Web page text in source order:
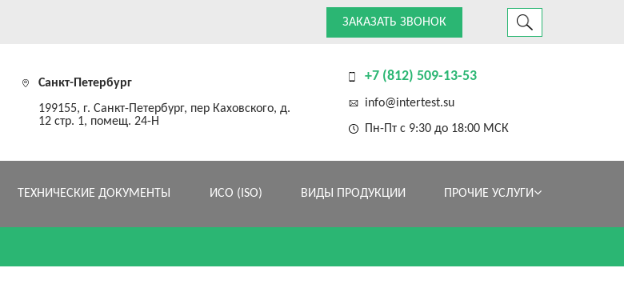
ЗАКАЗАТЬ ЗВОНОК
Санкт-Петербург
199155, г. Санкт-Петербург, пер Каховского, д.
12 стр. 1, помещ. 24-Н
+7 (812) 509-13-53
info@intertest.su
Пн-Пт с 9:30 до 18:00 МСК
ТЕХНИЧЕСКИЕ ДОКУМЕНТЫ ИСО (ISO) ВИДЫ ПРОДУКЦИИ ПРОЧИЕ УСЛУГИ